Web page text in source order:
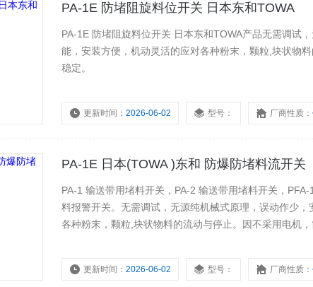
PA-1E 防堵阻旋料位开关 日本东和TOWA
PA-1E 防堵阻旋料位开关 日本东和TOWA产品无需调试
能，安装方便，机动灵活的应对各种粉末，颗粒,块状物
稳定。
更新时间：2026-06-02 型号： 厂商性质：
PA-1E 日本(TOWA )东和 防爆防堵料流开关
PA-1 输送带用堵料开关，PA-2 输送带用堵料开关，
料报警开关。无需调试，无源纯机械式原理，误动作少
各种粉末，颗粒,块状物料的流动与停止。因不采用电机
更新时间：2026-06-02 型号： 厂商性质：